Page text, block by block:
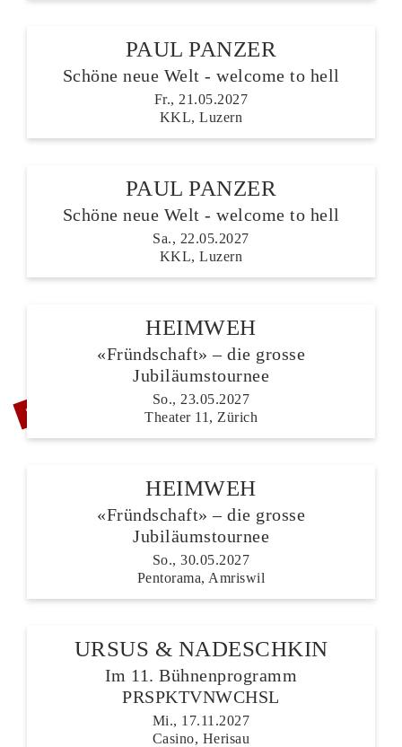
PAUL PANZER
Schöne neue Welt - welcome to hell
Fr., 21.05.2027
KKL, Luzern
PAUL PANZER
Schöne neue Welt - welcome to hell
Sa., 22.05.2027
KKL, Luzern
ZUSATZSHOW
HEIMWEH
«Fründschaft» – die grosse
Jubiläumstournee
So., 23.05.2027
Theater 11, Zürich
HEIMWEH
«Fründschaft» – die grosse
Jubiläumstournee
So., 30.05.2027
Pentorama, Amriswil
URSUS & NADESCHKIN
Im 11. Bühnenprogramm
PRSPKTVNWCHSL
Mi., 17.11.2027
Casino, Herisau